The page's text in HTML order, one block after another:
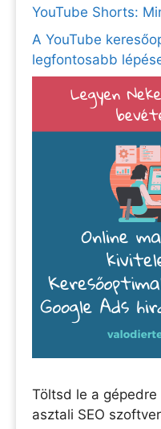
YouTube Shorts:
A YouTube
legfontosabb
Töltsd le a gépedre
asztali SEO